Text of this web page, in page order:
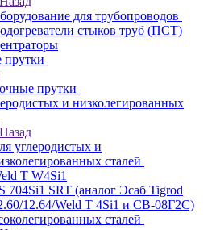
для трубопроводов
стыков труб (ПСТ)
прутки
прутки
и низколегированных
Назад
углеродистых и
сталей
T W4Si1
704Si1 SRT (аналог Эсаб Tigrod
12.64/Weld T 4Si1 и СВ-08Г2С)
сталей